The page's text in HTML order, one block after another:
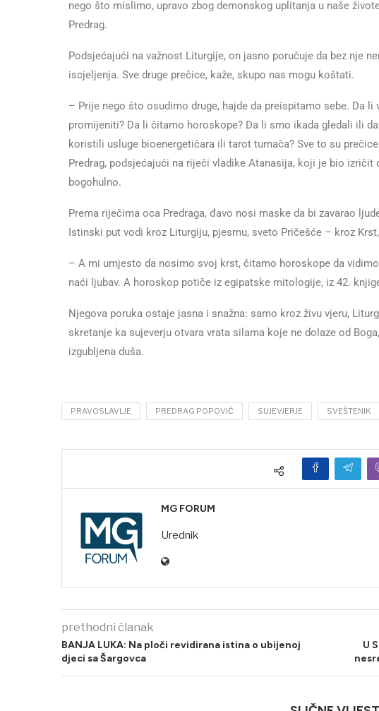
nego što mislimo, upravo zbog demonskog uplitanja u naše
Predrag.
Podsjećajući na važnost Liturgije, on jasno poručuje da bez nje
iscjeljenja. Sve druge prečice, kaže, skupo nas mogu koštati.
– Prije nego što osudimo druge, hajde da preispitamo sebe. Da
promijeniti? Da li čitamo horoskope? Da li smo ikada gledali ili
koristili usluge bioenergetičara ili tarot tumača? Sve to su
Predrag, podsjećajući na riječi vladike Atanasija, koji je bio
bogohulno.
Prema riječima oca Predraga, đavo nosi maske da bi zavarao
Istinski put vodi kroz Liturgiju, pjesmu, sveto Pričešće – kroz
– A mi umjesto da nosimo svoj krst, čitamo horoskope da
naći ljubav. A horoskop potiče iz egipatske mitologije, iz 42.
Njegova poruka ostaje jasna i snažna: samo kroz živu vjeru,
skretanje ka sujeverju otvara vrata silama koje ne dolaze od
izgubljena duša.
PRAVOSLAVLJE PREDRAG POPOVIĆ SUJEVJERJE SVEŠTENIK
MG FORUM
Urednik
prethodni članak
BANJA LUKA: Na ploči revidirana istina o ubijenoj
djeci sa Šargovca
U